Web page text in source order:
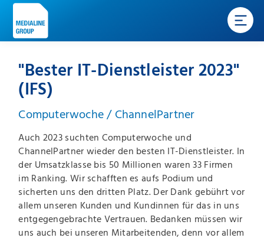
"Bester IT-Dienstleister 2023"
(IFS)
Computerwoche / ChannelPartner
Auch 2023 suchten Computerwoche und
ChannelPartner wieder den besten IT-Dienstleister. In
der Umsatzklasse bis 50 Millionen waren 33 Firmen
im Ranking. Wir schafften es aufs Podium und
sicherten uns den dritten Platz. Der Dank gebührt vor
allem unseren Kunden und Kundinnen für das in uns
entgegengebrachte Vertrauen. Bedanken müssen wir
uns auch bei unseren Mitarbeitenden, denn vor allem